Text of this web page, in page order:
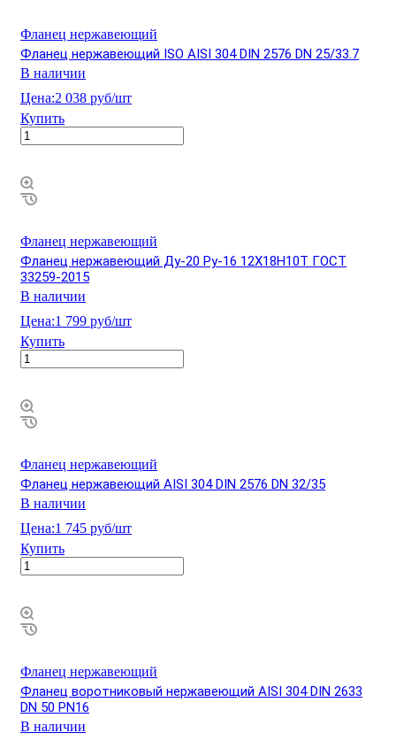
Фланец нержавеющий
Фланец нержавеющий ISO AISI 304 DIN 2576 DN 25/33.7
В наличии
Цена:2 038 руб/шт
Купить
Фланец нержавеющий
Фланец нержавеющий Ду-20 Ру-16 12Х18Н10Т ГОСТ
33259-2015
В наличии
Цена:1 799 руб/шт
Купить
Фланец нержавеющий
Фланец нержавеющий AISI 304 DIN 2576 DN 32/35
В наличии
Цена:1 745 руб/шт
Купить
Фланец нержавеющий
Фланец воротниковый нержавеющий AISI 304 DIN 2633
DN 50 PN16
В наличии